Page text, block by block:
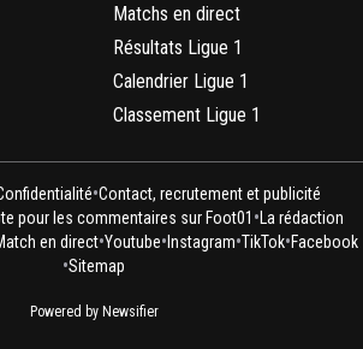
Matchs en direct
Résultats Ligue 1
Calendrier Ligue 1
Classement Ligue 1
•Contact, recrutement et publicité
pour les commentaires sur Foot01 •La rédaction
en direct•Youtube•Instagram•TikTok•Facebook
•Sitemap
Powered by Newsifier